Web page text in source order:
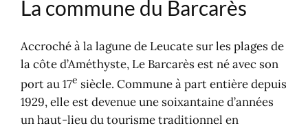
Se détendre sur les plages
Découvrir l’Allée des Arts
Explorer la nature aux Dosses
Glisser sur l’étang de Salses-
Leucate
Flâner au port et au marché
La commune du Barcarès
Accroché à la lagune de Leucate sur les plages de
la côte d’Améthyste, Le Barcarès est né avec son
port au 17e siècle. Commune à part entière depuis
1929, elle est devenue une soixantaine d’années
un haut-lieu du tourisme traditionnel en